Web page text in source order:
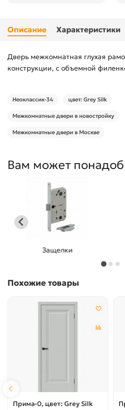
Описание Характеристики
Дверь межкомнатная глухая
конструкции, с объемной
Неоклассик-34 цвет: Grey Silk
Межкомнатные двери в новостройку
Межкомнатные двери в Москве
Вам может
Защелки
Похожие товары
Прима-0, цвет: Grey Silk